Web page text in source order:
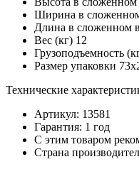
Ширина в
Длина в сложенном
Вес (кг) 12
Грузоподъемность
Размер упаковки
Технические
Артикул: 13581
Гарантия: 1 год
С этим товаром
Страна